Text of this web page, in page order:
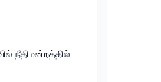
நீதிமன்றத்தில்